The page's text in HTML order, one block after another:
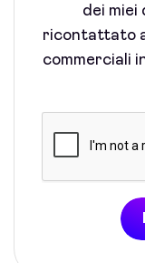
dei miei
ricontattato
commerciali